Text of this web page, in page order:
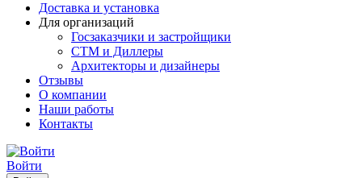
Доставка и установка
Для организаций
Госзаказчики и застройщики
СТМ и Диллеры
Архитекторы и дизайнеры
Отзывы
О компании
Наши работы
Контакты
Войти